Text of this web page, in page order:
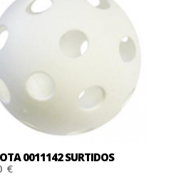
0011142 SURTIDOS
€